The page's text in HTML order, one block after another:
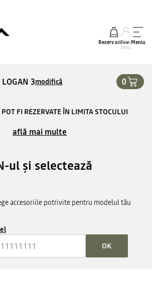
Rezerv online
Contul
meu
Meniu
LOGAN 3modifică 0
FI REZERVATE ÎN LIMITA STOCULUI
află mai multe
ul și selectează
accesoriile potrivite pentru modelul tău
OK